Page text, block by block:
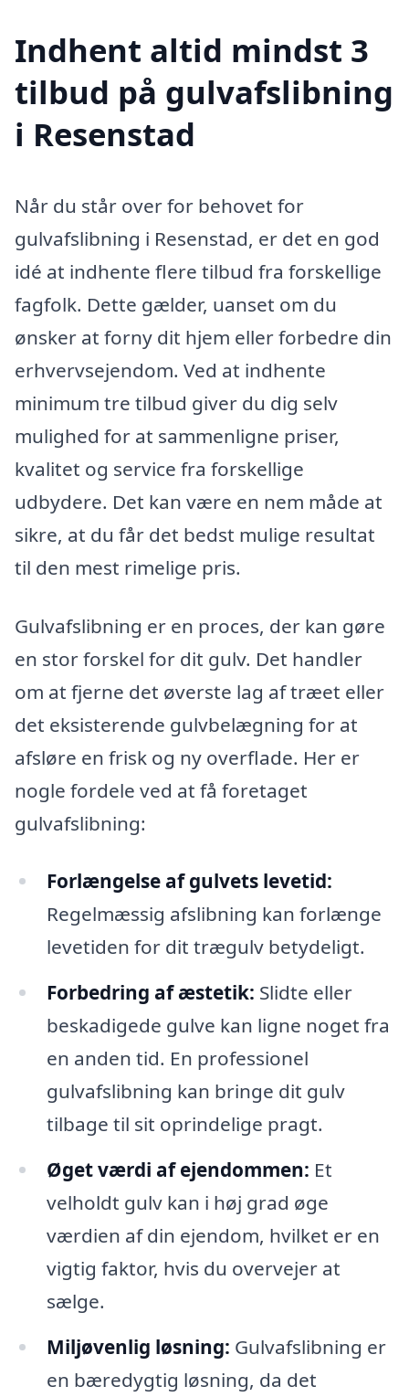
Indhent altid mindst 3
tilbud på gulvafslibning
i Resenstad
Når du står over for behovet for
gulvafslibning i Resenstad, er det en god
idé at indhente flere tilbud fra forskellige
fagfolk. Dette gælder, uanset om du
ønsker at forny dit hjem eller forbedre din
erhvervsejendom. Ved at indhente
minimum tre tilbud giver du dig selv
mulighed for at sammenligne priser,
kvalitet og service fra forskellige
udbydere. Det kan være en nem måde at
sikre, at du får det bedst mulige resultat
til den mest rimelige pris.
Gulvafslibning er en proces, der kan gøre
en stor forskel for dit gulv. Det handler
om at fjerne det øverste lag af træet eller
det eksisterende gulvbelægning for at
afsløre en frisk og ny overflade. Her er
nogle fordele ved at få foretaget
gulvafslibning:
Forlængelse af gulvets levetid:
Regelmæssig afslibning kan forlænge
levetiden for dit trægulv betydeligt.
Forbedring af æstetik: Slidte eller
beskadigede gulve kan ligne noget fra
en anden tid. En professionel
gulvafslibning kan bringe dit gulv
tilbage til sit oprindelige pragt.
Øget værdi af ejendommen: Et
velholdt gulv kan i høj grad øge
værdien af din ejendom, hvilket er en
vigtig faktor, hvis du overvejer at
sælge.
Miljøvenlig løsning: Gulvafslibning er
en bæredygtig løsning, da det